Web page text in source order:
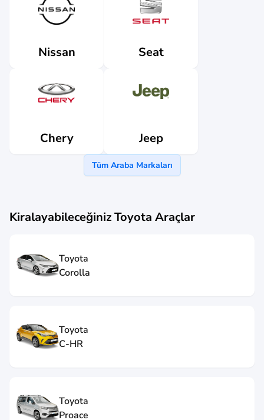
Nissan Seat
Chery Jeep
Tüm Araba Markaları
KiralayabileceğinizToyota Araçlar
Toyota
Corolla
Toyota
C-HR
Toyota
Proace